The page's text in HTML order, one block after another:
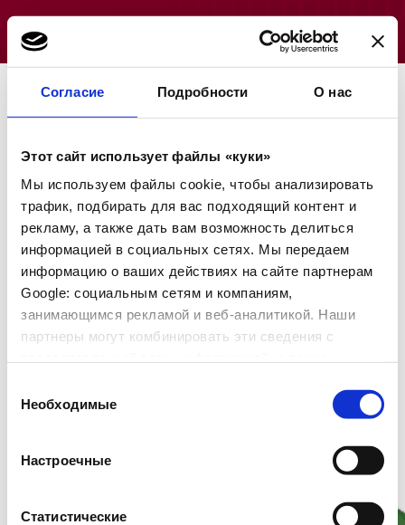
Согласие Подробности О нас
Этот сайт использует файлы «куки»
Мы используем файлы cookie, чтобы анализировать
трафик, подбирать для вас подходящий контент и
рекламу, а также дать вам возможность делиться
информацией в социальных сетях. Мы передаем
информацию о ваших действиях на сайте партнерам
Google: социальным сетям и компаниям,
занимающимся рекламой и веб-аналитикой. Наши
партнеры могут комбинировать эти сведения с
вами их сервисов.
согласия
Необходимые
Настроечные
Статистические
FACEBOOK
ЖМИ НРАВИТСЯ В
ИНСТАГРАМЕ